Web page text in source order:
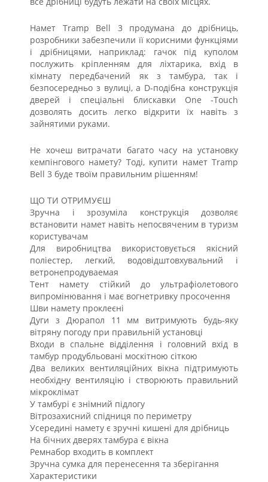
Намет Tramp Bell 3 продумана до дрібниць,
розробники забезпечили її корисними функціями
і дрібницями, наприклад: гачок під куполом
послужить кріпленням для ліхтарика, вхід в
кімнату передбачений як з тамбура, так і
безпосередньо з вулиці, а D-подібна конструкція
дверей і спеціальні блискавки One -Touch
дозволять досить легко відкрити їх навіть з
зайнятими руками.
Не хочеш витрачати багато часу на установку
кемпінгового намету? Тоді, купити намет Tramp
Bell 3 буде твоїм правильним рішенням!
ЩО ТИ ОТРИМУЄШ
Зручна і зрозуміла конструкція дозволяє
встановити намет навіть непосвяченим в туризм
користувачам
Для виробництва використовується якісний
поліестер, легкий, водовідштовхувальний і
ветронепродуваемая
Тент намету стійкий до ультрафіолетового
випромінювання і має вогнетривку просочення
Шви намету проклеєні
Дуги з Дюрапол 11 мм витримують будь-яку
вітряну погоду при правильній установці
Входи в спальне відділення і головний вхід в
тамбур продубльовані москітною сіткою
Два великих вентиляційних вікна підтримують
необхідну вентиляцію і створюють правильний
мікроклімат
У тамбурі є знімний підлогу
Вітрозахисний спідниця по периметру
Усередині намету є зручні кишені для дрібниць
На бічних дверях тамбура є вікна
Ремнабор входить в комплект
Зручна сумка для перенесення та зберігання
Характеристики